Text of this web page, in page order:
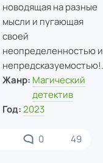
новодящая на разные
мысли и пугающая
своей
неопределенностью и
Жанр: Магический
детектив
Год: 2023
0 49